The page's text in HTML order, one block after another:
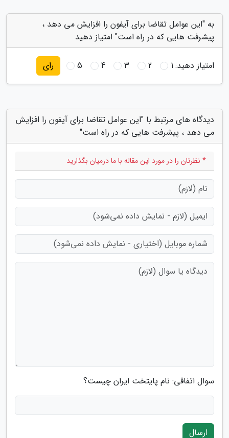
به "این عوامل تقاضا برای آیفون را افزایش می دهد ،
پیشرفت هایی که در راه است" امتیاز دهید
امتیاز دهید:1
2
3
4
5 رای
دیدگاه های مرتبط با "این عوامل تقاضا برای آیفون را افزایش
می دهد ، پیشرفت هایی که در راه است"
* نظرتان را در مورد این مقاله با ما درمیان بگذارید
سوال اتفاقی: نام پایتخت ایران چیست؟
ارسال